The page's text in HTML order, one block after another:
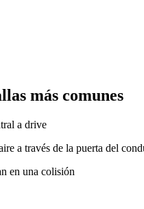
más comunes
a drive
a través de la puerta del
en una colisión